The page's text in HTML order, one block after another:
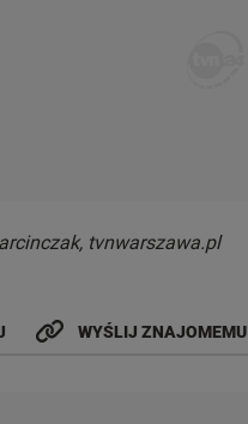
tvnwarszawa.pl
WYŚLIJ ZNAJOMEMU